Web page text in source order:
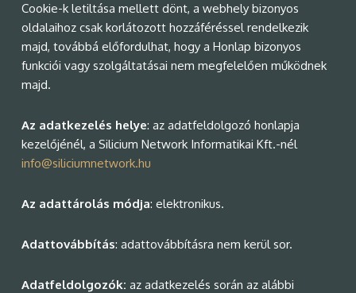
Cookie-k letiltása mellett dönt, a webhely bizonyos
oldalaihoz csak korlátozott hozzáféréssel rendelkezik
majd, továbbá előfordulhat, hogy a Honlap bizonyos
funkciói vagy szolgáltatásai nem megfelelően működnek
majd.
Az adatkezelés helye: az adatfeldolgozó honlapja
kezelőjénél, a Silicium Network Informatikai Kft.-nél
info@siliciumnetwork.hu
Az adattárolás módja: elektronikus.
Adattovábbítás: adattovábbításra nem kerül sor.
Adatfeldolgozók: az adatkezelés során az alábbi